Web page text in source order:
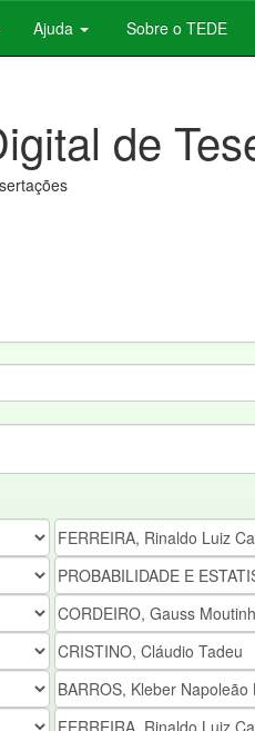
Ajuda Sobre o TEDE
de